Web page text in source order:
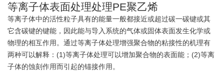
等离子体表面处理处理PE聚乙烯
等离子体中的活性粒子具有的能量一般都接近或超过碳一碳键或其
它含碳键的键能，因此能与导入系统的气体或固体表面发生化学或
物理的相互作用。通过等离子体处理增强聚合物的粘接性的机理有
两种可以解释：(1)等离子体处理可以增加聚合物的表面能；(2)等离
子体的蚀刻作用而引起的锚接作用。